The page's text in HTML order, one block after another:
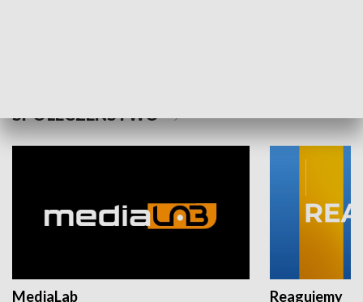
SPOŁECZEŃSTWO
MediaLab Reagujemy